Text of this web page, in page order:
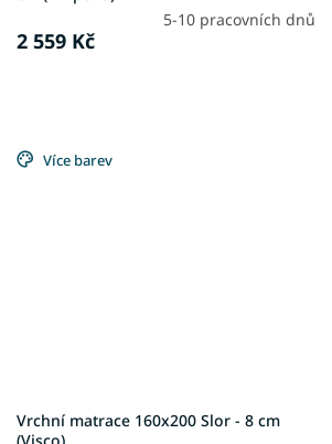
5-10 pracovních dnů
2 559 Kč
Více barev
Vrchní matrace 160x200 Slor - 8 cm